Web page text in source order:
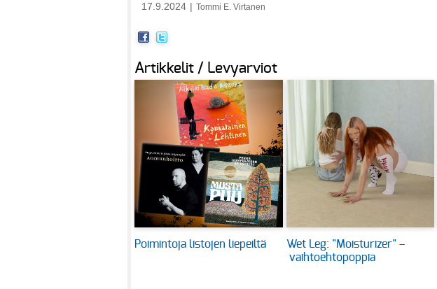
17.9.2024 | Tommi E. Virtanen
Artikkelit / Levyarviot
Poimintoja listojen liepeiltä
Wet Leg: "Moisturizer" –
vaihtoehtopoppia